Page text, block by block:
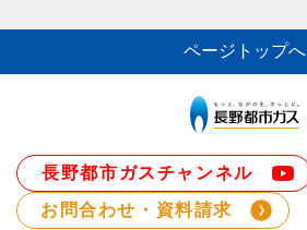
ページトップへ
長野都市ガスチャンネル
お問合わせ・資料請求